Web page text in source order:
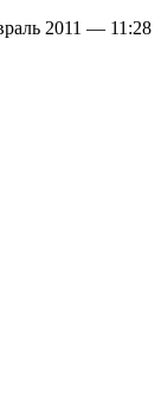
2011 — 11:28